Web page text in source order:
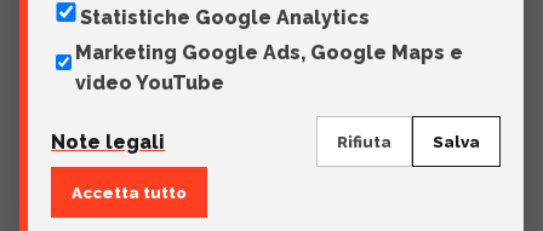
Navale
Profilati
© 2026 Sportelli Tech
Statistiche Google Analytics
Marketing Google Ads, Google Maps e
video YouTube
Note legali Rifiuta Salva
Accetta tutto